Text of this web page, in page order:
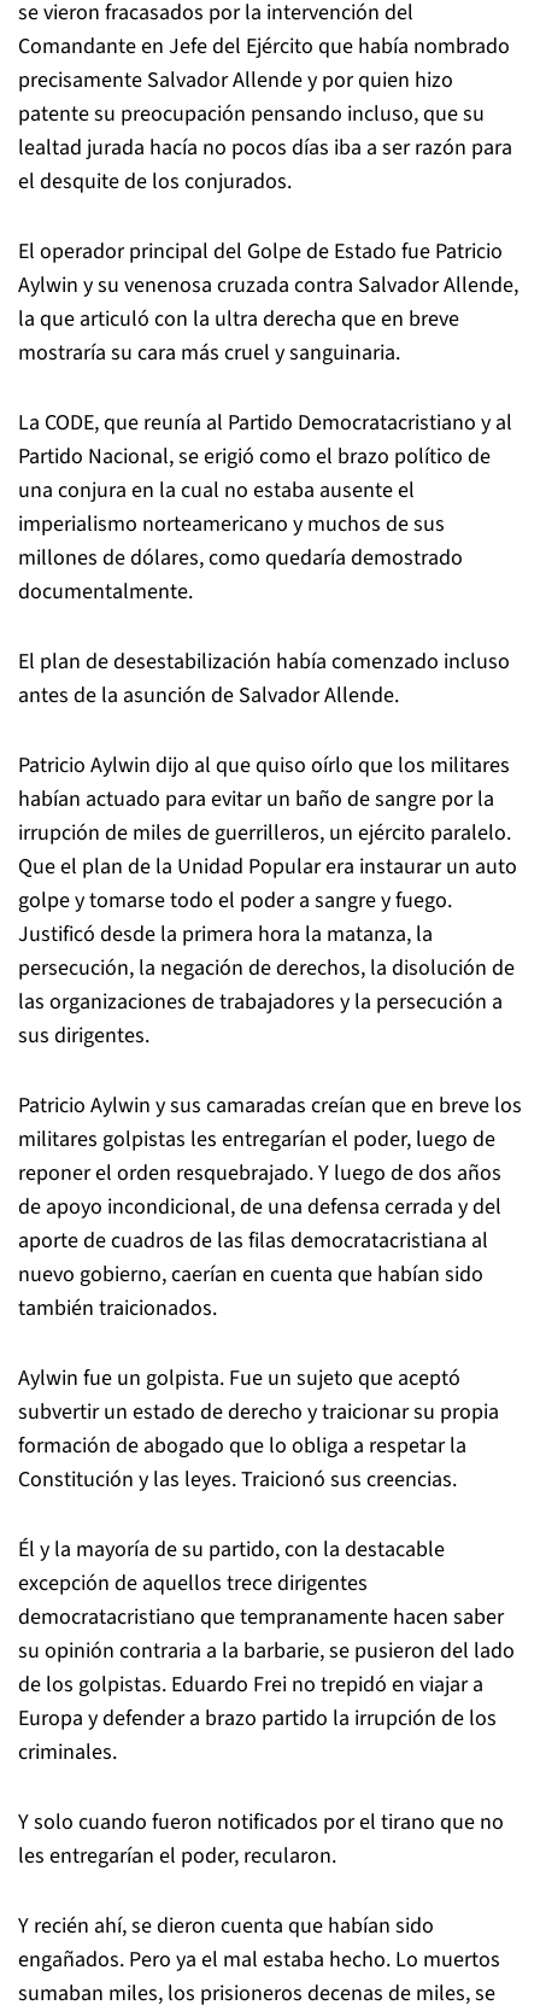
se vieron fracasados por la intervención del
Comandante en Jefe del Ejército que había nombrado
precisamente Salvador Allende y por quien hizo
patente su preocupación pensando incluso, que su
lealtad jurada hacía no pocos días iba a ser razón para
el desquite de los conjurados.
El operador principal del Golpe de Estado fue Patricio
Aylwin y su venenosa cruzada contra Salvador Allende,
la que articuló con la ultra derecha que en breve
mostraría su cara más cruel y sanguinaria.
La CODE, que reunía al Partido Democratacristiano y al
Partido Nacional, se erigió como el brazo político de
una conjura en la cual no estaba ausente el
imperialismo norteamericano y muchos de sus
millones de dólares, como quedaría demostrado
documentalmente.
El plan de desestabilización había comenzado incluso
antes de la asunción de Salvador Allende.
Patricio Aylwin dijo al que quiso oírlo que los militares
habían actuado para evitar un baño de sangre por la
irrupción de miles de guerrilleros, un ejército paralelo.
Que el plan de la Unidad Popular era instaurar un auto
golpe y tomarse todo el poder a sangre y fuego.
Justificó desde la primera hora la matanza, la
persecución, la negación de derechos, la disolución de
las organizaciones de trabajadores y la persecución a
sus dirigentes.
Patricio Aylwin y sus camaradas creían que en breve los
militares golpistas les entregarían el poder, luego de
reponer el orden resquebrajado. Y luego de dos años
de apoyo incondicional, de una defensa cerrada y del
aporte de cuadros de las filas democratacristiana al
nuevo gobierno, caerían en cuenta que habían sido
también traicionados.
Aylwin fue un golpista. Fue un sujeto que aceptó
subvertir un estado de derecho y traicionar su propia
formación de abogado que lo obliga a respetar la
Constitución y las leyes. Traicionó sus creencias.
Él y la mayoría de su partido, con la destacable
excepción de aquellos trece dirigentes
democratacristiano que tempranamente hacen saber
su opinión contraria a la barbarie, se pusieron del lado
de los golpistas. Eduardo Frei no trepidó en viajar a
Europa y defender a brazo partido la irrupción de los
criminales.
Y solo cuando fueron notificados por el tirano que no
les entregarían el poder, recularon.
Y recién ahí, se dieron cuenta que habían sido
engañados. Pero ya el mal estaba hecho. Lo muertos
sumaban miles, los prisioneros decenas de miles, se